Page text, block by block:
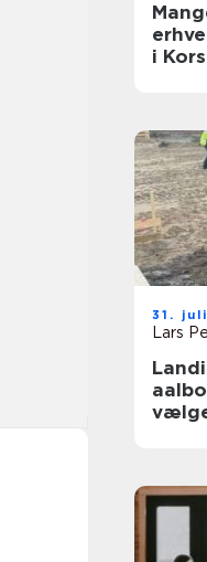
i
31.
Lars
aalborg